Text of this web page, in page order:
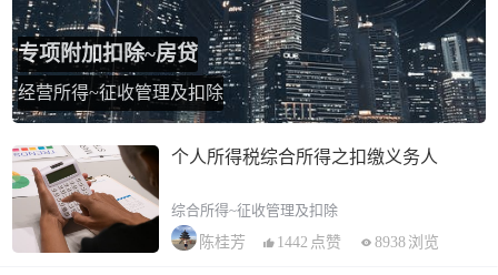
专项附加扣除~房贷
经营所得~征收管理及扣除
个人所得税综合所得之扣缴义务人
综合所得~征收管理及扣除
陈桂芳
1442 点赞 8938 浏览